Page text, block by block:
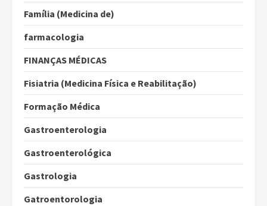
Família (Medicina de)
farmacologia
FINANÇAS MÉDICAS
Fisiatria (Medicina Física e Reabilitação)
Formação Médica
Gastroenterologia
Gastroenterológica
Gastrologia
Gatroentorologia